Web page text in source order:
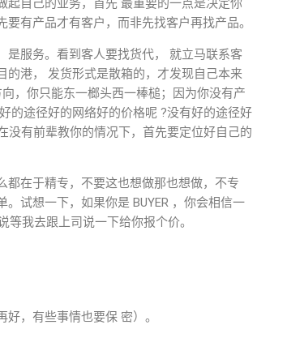
自己的业务，首先 最重要的一点是决定你
有产品才有客户，而非先找客户再找产品。
是服务。看到客人要找货代， 就立马联系客
港， 发货形式是散箱的，才发现自己本来
，你只能东一榔头西一棒槌；因为你没有产
的途径好的网络好的价格呢 ?没有好的途径好
没有前辈教你的情况下，首先要定位好自己的
在于精专，不要这也想做那也想做，不专
试想一下，如果你是 BUYER ，你会相信一
等我去跟上司说一下给你报个价。
，有些事情也要保 密）。